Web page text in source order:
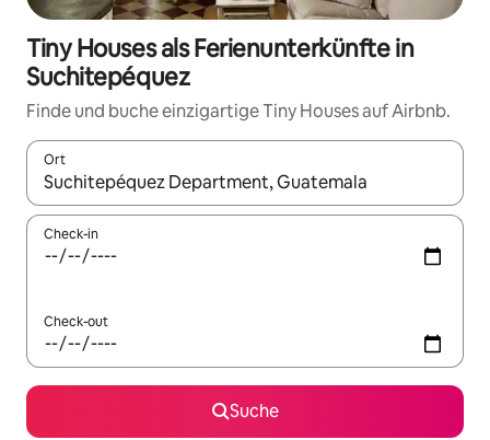
Tiny Houses als Ferienunterkünfte in
Suchitepéquez
Finde und buche einzigartige Tiny Houses auf Airbnb.
Ort
Wenn Ergebnisse verfügbar sind, navigiere mit den
Check-in
Check-out
Suche